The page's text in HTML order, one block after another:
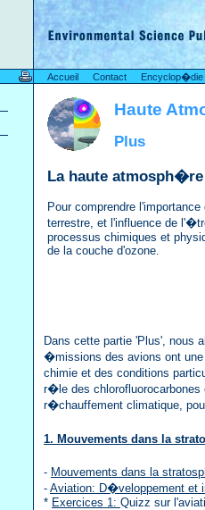
Accueil Contact Encyclop�die
Haute
Plus
La haute
Pour comprendre
terrestre, et l'influence de
processus chimiques et
de la couche d'ozone.
Dans cette partie 'Plus', nous
�missions des avions ont
chimie et des conditions
r�le des
r�chauffement climatique,
1. Mouvements dans la
- Mouvements dans la
- Aviation: D�veloppement et
* Exercices 1: Quizz sur